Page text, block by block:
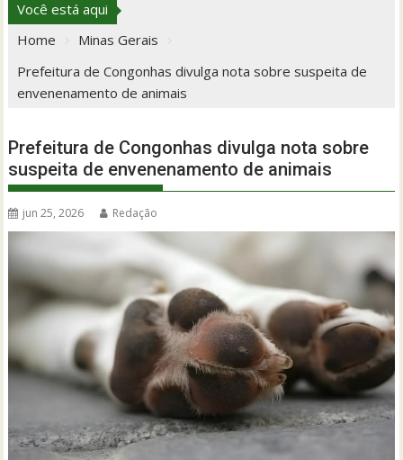
Você está aqui
Home
Minas Gerais
Prefeitura de Congonhas divulga nota sobre suspeita de
envenenamento de animais
Prefeitura de Congonhas divulga nota sobre
suspeita de envenenamento de animais
jun 25, 2026 Redação